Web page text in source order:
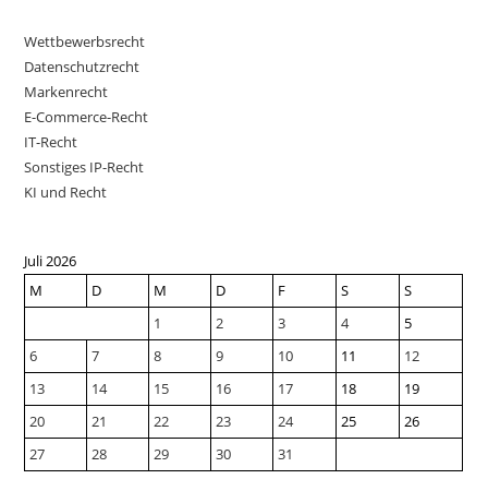
Wettbewerbsrecht
Datenschutzrecht
Markenrecht
E-Commerce-Recht
IT-Recht
Sonstiges IP-Recht
KI und Recht
Juli 2026
M
D M D F S
S
1
2 3 4
5
6
7 8 9 10 11
12
13
14 15 16 17 18
19
20
21 22 23 24 25
26
27
28 29 30 31